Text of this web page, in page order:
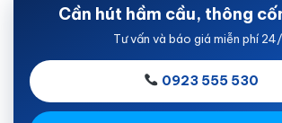
Cần hút hầm cầu, thông
Tư vấn và báo giá miễn phí
0923 555 530